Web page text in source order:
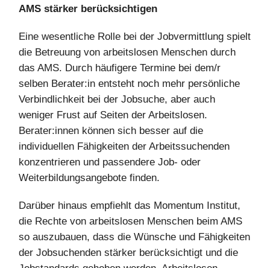
AMS stärker berücksichtigen
Eine wesentliche Rolle bei der Jobvermittlung spielt
die Betreuung von arbeitslosen Menschen durch
das AMS. Durch häufigere Termine bei dem/r
selben Berater:in entsteht noch mehr persönliche
Verbindlichkeit bei der Jobsuche, aber auch
weniger Frust auf Seiten der Arbeitslosen.
Berater:innen können sich besser auf die
individuellen Fähigkeiten der Arbeitssuchenden
konzentrieren und passendere Job- oder
Weiterbildungsangebote finden.
Darüber hinaus empfiehlt das Momentum Institut,
die Rechte von arbeitslosen Menschen beim AMS
so auszubauen, dass die Wünsche und Fähigkeiten
der Jobsuchenden stärker berücksichtigt und die